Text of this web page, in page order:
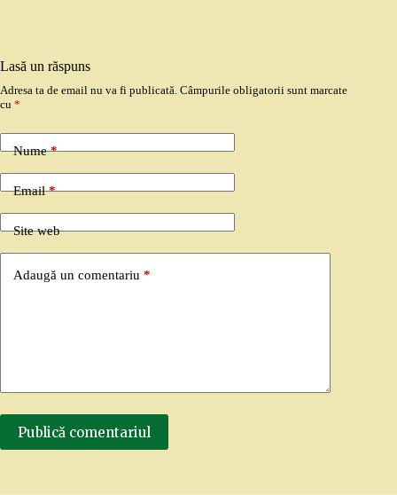
Lasă un răspuns
Adresa ta de email nu va fi publicată. Câmpurile obligatorii sunt marcate
cu *
Nume*
Email*
Site web
Adaugă un comentariu *
Publică comentariul